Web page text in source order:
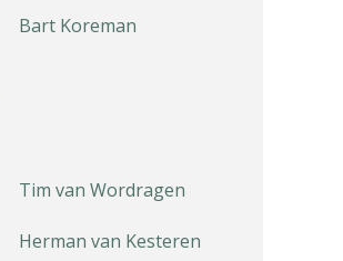
Bart Koreman
Tim van Wordragen
Herman van Kesteren